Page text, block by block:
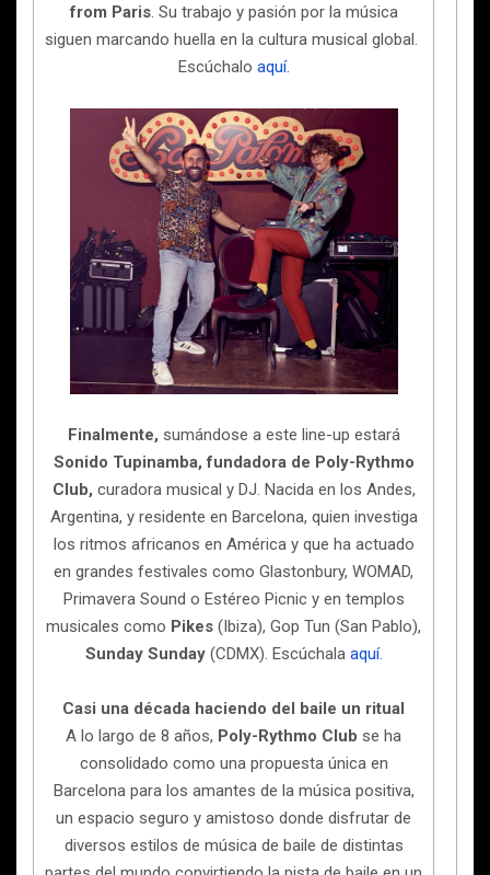
from Paris. Su trabajo y pasión por la música
siguen marcando huella en la cultura musical global.
Escúchalo aquí.
Finalmente, sumándose a este line-up estará
Sonido Tupinamba, fundadora de Poly-Rythmo
Club, curadora musical y DJ. Nacida en los Andes,
Argentina, y residente en Barcelona, quien investiga
los ritmos africanos en América y que ha actuado
en grandes festivales como Glastonbury, WOMAD,
Primavera Sound o Estéreo Picnic y en templos
musicales como Pikes (Ibiza), Gop Tun (San Pablo),
Sunday Sunday(CDMX). Escúchalaaquí.
Casi una década haciendo del baile un ritual
A lo largo de 8 años, Poly-Rythmo Club se ha
consolidado como una propuesta única en
Barcelona para los amantes de la música positiva,
un espacio seguro y amistoso donde disfrutar de
diversos estilos de música de baile de distintas